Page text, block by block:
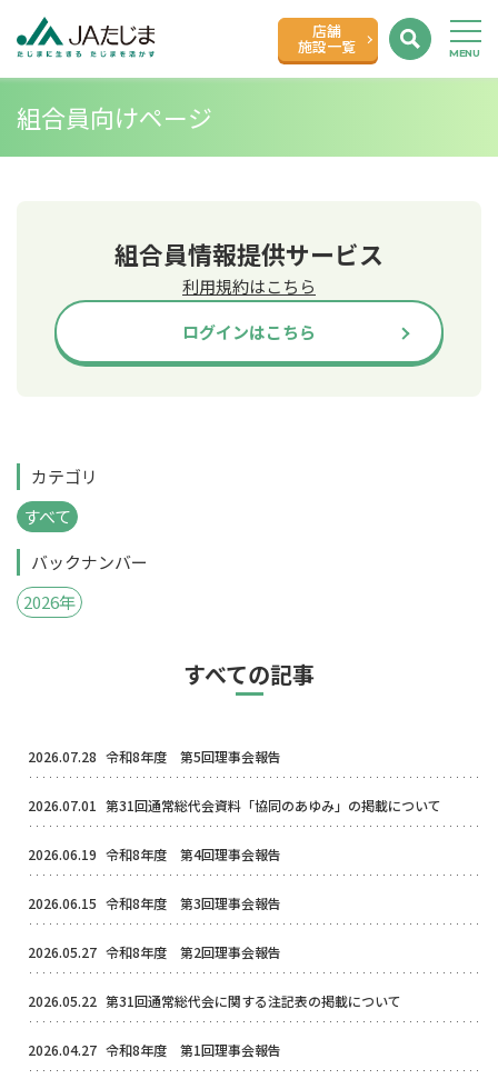
店舗
施設一覧
組合員向けページ
組合員情報提供サービス
利用規約はこちら
ログインはこちら
カテゴリ
すべて
バックナンバー
2026年
すべての記事
2026.07.28 令和8年度 第5回理事会報告
2026.07.01 第31回通常総代会資料「協同のあゆみ」の掲載について
2026.06.19 令和8年度 第4回理事会報告
2026.06.15 令和8年度 第3回理事会報告
2026.05.27 令和8年度 第2回理事会報告
2026.05.22 第31回通常総代会に関する注記表の掲載について
2026.04.27 令和8年度 第1回理事会報告